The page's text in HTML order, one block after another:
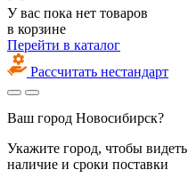
У вас пока нет товаров
в корзине
Перейти в каталог
Рассчитать нестандарт
Ваш город Новосибирск?
Укажите город, чтобы видеть
наличие и сроки поставки